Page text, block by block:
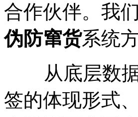
合作伙伴。我
伪防窜货系统
从底层数据
签的体现形式